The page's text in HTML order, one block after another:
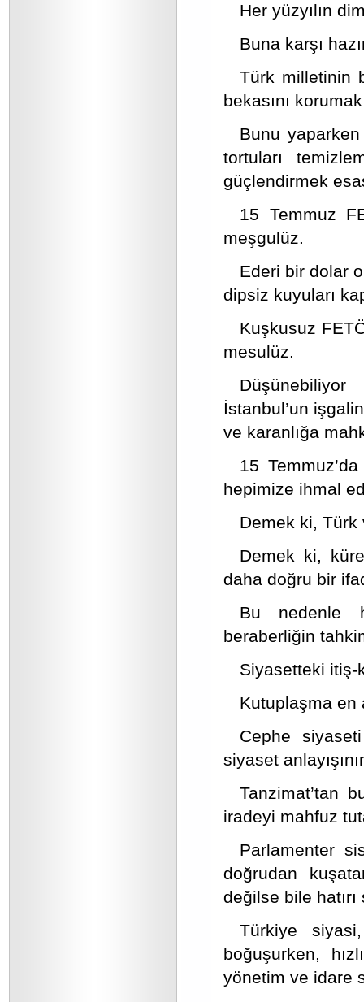
Her yüzyılın
Buna karşı
Türk milletinin
bekasını
Bunu yaparken
tortuları
güçlendirmek
15 Temmuz
meşgulüz.
Ederi bir dolar
dipsiz kuyuları
Kuşkusuz
mesulüz.
İstanbul’un
ve karanlığa
15
hepimize ihmal
Demek ki, Türk
Demek ki,
daha doğru bir
Bu nedenle
beraberliğin
Siyasetteki itiş-
Kutuplaşma en
Cephe siyaseti
siyaset
Tanzimat’tan
iradeyi mahfuz
Parlamenter
doğrudan
değilse bile
Türkiye
boğuşurken,
yönetim ve idare